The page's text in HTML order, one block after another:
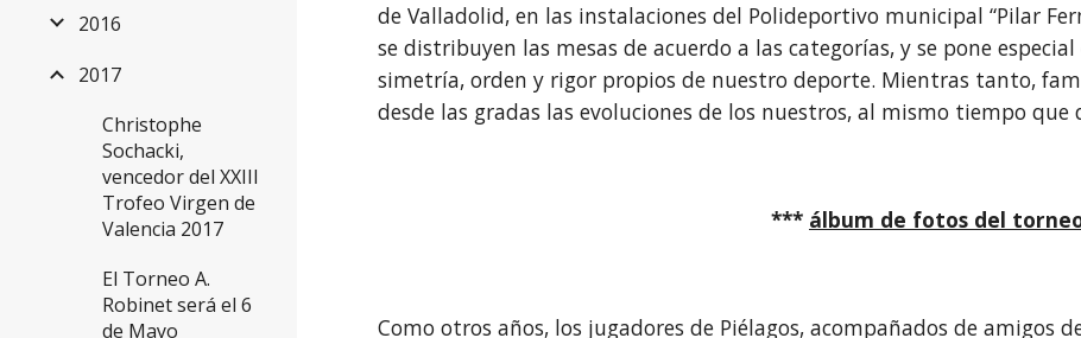
2016
2017
Christophe
Sochacki,
vencedor del XXIII
Trofeo Virgen de
Valencia 2017
El Torneo A.
Robinet será el 6
de Mayo
de Valladolid, en las instalaciones del Polideportivo municipal “Pilar
se distribuyen las mesas de acuerdo a las categorías, y se pone
simetría, orden y rigor propios de nuestro deporte. Mientras tanto,
desde las gradas las evoluciones de los nuestros, al mismo tiempo
*** álbum de fotos del
Como otros años, los jugadores de Piélagos, acompañados de amigos